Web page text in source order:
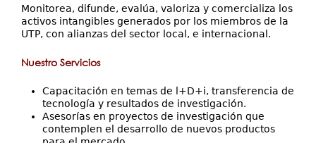
Monitorea, difunde, evalúa, valoriza y comercializa los
activos intangibles generados por los miembros de la
UTP, con alianzas del sector local, e internacional.
Nuestro Servicios
Capacitación en temas de l+D+i, transferencia de
tecnología y resultados de investigación.
Asesorías en proyectos de investigación que
contemplen el desarrollo de nuevos productos